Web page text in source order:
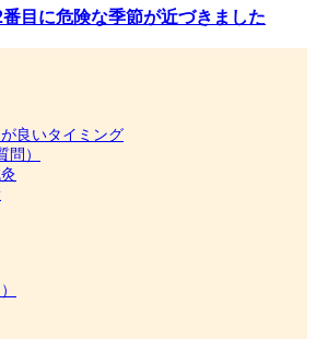
番目に危険な季節が近づきました
良いタイミング
）